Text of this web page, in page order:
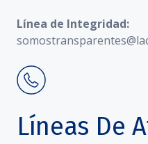
Línea de Integridad:
Líneas De